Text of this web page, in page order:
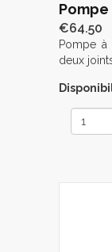
Pompe
€64.50
Pompe à
deux